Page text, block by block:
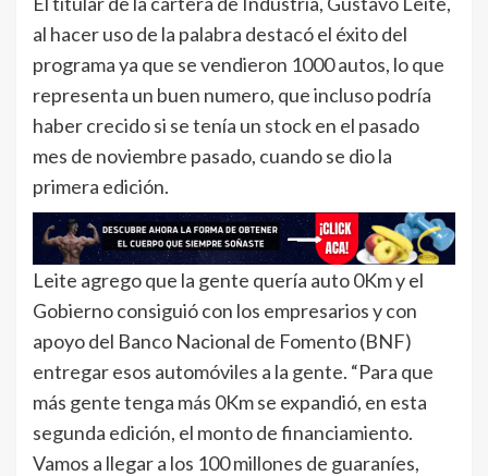
al hacer uso de la palabra destacó el éxito del
programa ya que se vendieron 1000 autos, lo que
representa un buen numero, que incluso podría
haber crecido si se tenía un stock en el pasado
mes de noviembre pasado, cuando se dio la
primera edición.
Leite agrego que la gente quería auto 0Km y el
Gobierno consiguió con los empresarios y con
apoyo del Banco Nacional de Fomento (BNF)
entregar esos automóviles a la gente. “Para que
más gente tenga más 0Km se expandió, en esta
segunda edición, el monto de financiamiento.
Vamos a llegar a los 100 millones de guaraníes,